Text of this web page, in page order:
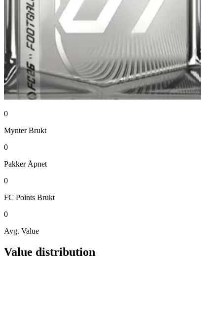
0
Mynter Brukt
0
Pakker Åpnet
0
FC Points Brukt
0
Avg. Value
Value distribution